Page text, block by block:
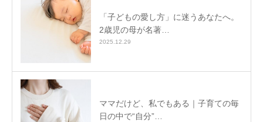
「子どもの愛し方」に迷うあなたへ。
2歳児の母が名著…
2025.12.29
ママだけど、私でもある｜子育ての毎
日の中で“自分”…